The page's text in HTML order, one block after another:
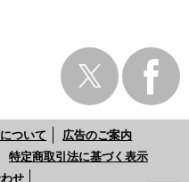
ついて
広告のご案内
特定商取引法に基づく表示
せ